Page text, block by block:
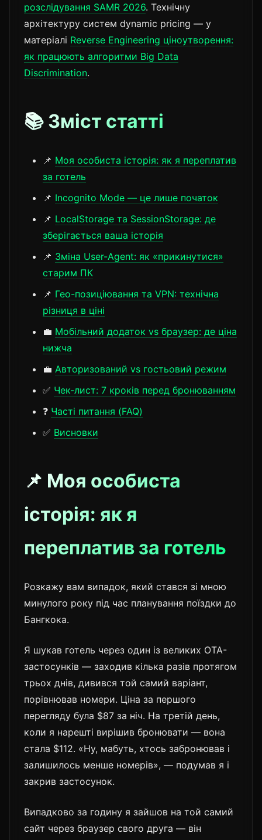
розслідування SAMR 2026. Технічну
архітектуру систем dynamic pricing — у
матеріалі Reverse Engineering ціноутворення:
як працюють алгоритми Big Data
Discrimination.
📚 Зміст статті
📌 Моя особиста історія: як я переплатив
за готель
📌 Incognito Mode — це лише початок
📌 LocalStorage та SessionStorage: де
зберігається ваша історія
📌 Зміна User-Agent: як «прикинутися»
старим ПК
📌 Гео-позиціювання та VPN: технічна
різниця в ціні
💼 Мобільний додаток vs браузер: де ціна
нижча
💼 Авторизований vs гостьовий режим
✅ Чек-лист: 7 кроків перед бронюванням
❓ Часті питання (FAQ)
✅ Висновки
📌 Моя особиста
історія: як я
переплатив за готель
Розкажу вам випадок, який стався зі мною
минулого року під час планування поїздки до
Бангкока.
Я шукав готель через один із великих OTA-
застосунків — заходив кілька разів протягом
трьох днів, дивився той самий варіант,
порівнював номери. Ціна за першого
перегляду була $87 за ніч. На третій день,
коли я нарешті вирішив бронювати — вона
стала $112. «Ну, мабуть, хтось забронював і
залишилось менше номерів», — подумав я і
закрив застосунок.
Випадково за годину я зайшов на той самий
сайт через браузер свого друга — він